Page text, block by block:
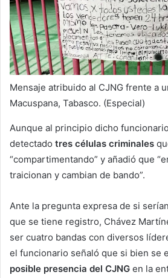
Mensaje atribuido al CJNG frente a
Macuspana, Tabasco. (Especial)
Aunque al principio dicho
detectado tres células criminales
“compartimentando” y añadió que
traicionan y cambian de bando”.
Ante la pregunta expresa de si
que se tiene registro, Chávez
ser cuatro bandas con diversos
el funcionario señaló que si bien se
posible presencia del CJNG en la